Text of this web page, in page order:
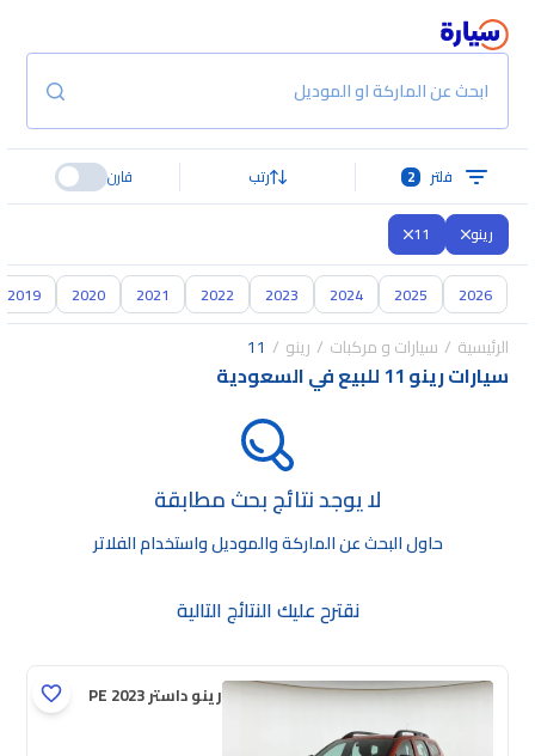
ابحث عن الماركة او الموديل
فلتر 2 رتب قارن
رينو 11
2026
2025
2024
2023
2022
2021
2020
2019
الرئيسية سيارات و مركبات رينو 11
سيارات رينو 11 للبيع في السعودية
لا يوجد نتائج بحث مطابقة
حاول البحث عن الماركة والموديل واستخدام الفلاتر
نقترح عليك النتائج التالية
رينو داستر PE 2023